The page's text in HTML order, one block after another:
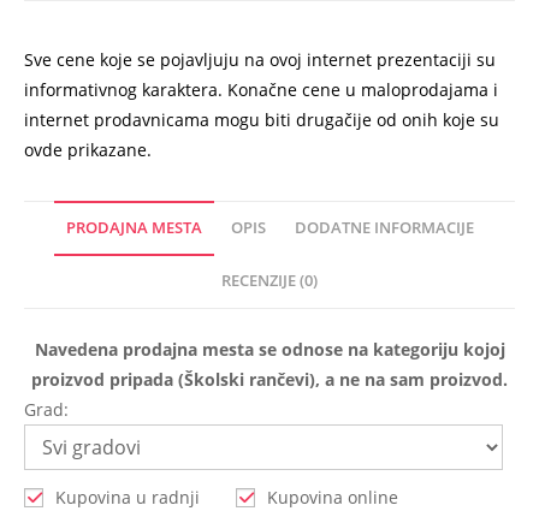
Sve cene koje se pojavljuju na ovoj internet prezentaciji su
informativnog karaktera. Konačne cene u maloprodajama i
internet prodavnicama mogu biti drugačije od onih koje su
ovde prikazane.
PRODAJNA MESTA OPIS DODATNE INFORMACIJE
RECENZIJE (0)
Navedena prodajna mesta se odnose na kategoriju kojoj
proizvod pripada (Školski rančevi), a ne na sam proizvod.
Grad:
Kupovina u radnji Kupovina online